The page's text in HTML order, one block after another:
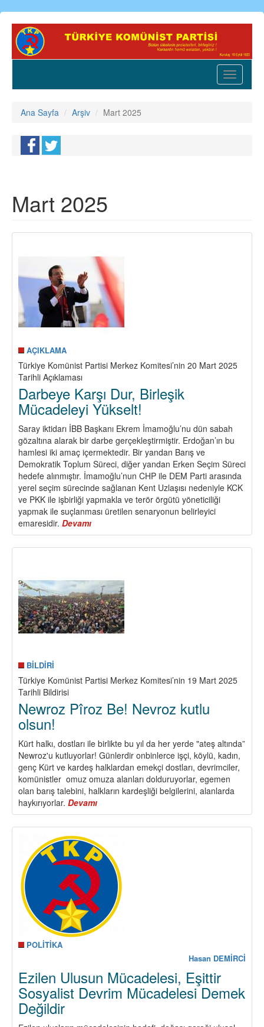
Ana
içeriğe
Toggle
Ana Sayfa Arşiv Mart 2025
Mart 2025
AÇIKLAMA
Türkiye Komünist Partisi Merkez Komitesi’nin 20 Mart 2025
Tarihli Açıklaması
Darbeye Karşı Dur, Birleşik
Mücadeleyi Yükselt!
Saray iktidarı İBB Başkanı Ekrem İmamoğlu’nu dün sabah
gözaltına alarak bir darbe gerçekleştirmiştir. Erdoğan’ın bu
hamlesi iki amaç içermektedir. Bir yandan Barış ve
Demokratik Toplum Süreci, diğer yandan Erken Seçim Süreci
hedefe alınmıştır. İmamoğlu’nun CHP ile DEM Parti arasında
yerel seçim sürecinde sağlanan Kent Uzlaşısı nedeniyle KCK
ve PKK ile işbirliği yapmakla ve terör örgütü yöneticiliği
yapmak ile suçlanması üretilen senaryonun belirleyici
emaresidir. Devamı
Darbeye
Karşı
Mücadeleyi
Yükselt!
BİLDİRİ
Türkiye Komünist Partisi Merkez Komitesi’nin 19 Mart 2025
Tarihli Bildirisi
Newroz Pîroz Be! Nevroz kutlu
olsun!
Kürt halkı, dostları ile birlikte bu yıl da her yerde "ateş altında”
Newroz'u kutluyorlar! Günlerdir onbinlerce işçi, köylü, kadın,
genç Kürt ve kardeş halklardan emekçi dostları, devrimciler,
komünistler omuz omuza alanları dolduruyorlar, egemen
olan barış talebini, halkların kardeşliği belgilerini, alanlarda
haykırıyorlar. Devamı
Newroz
Pîroz
Nevroz
kutlu
olsun!
POLİTİKA
Hasan DEMİRCİ
Ezilen Ulusun Mücadelesi, Eşittir
Sosyalist Devrim Mücadelesi Demek
Değildir